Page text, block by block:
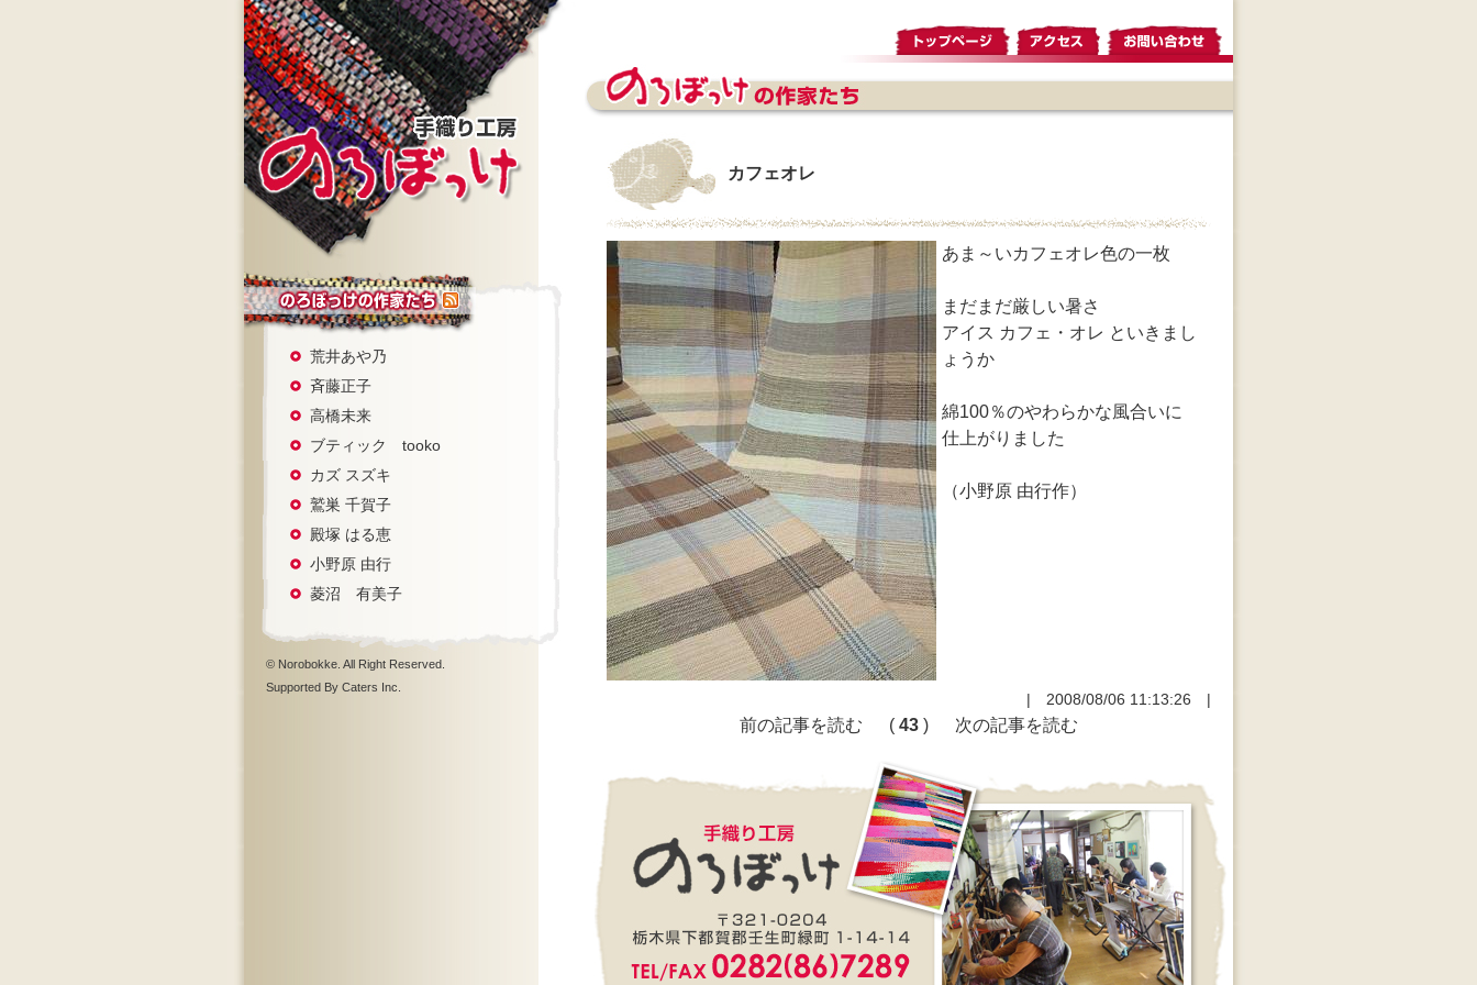
荒井あや乃
斉藤正子
高橋未来
ブティック tooko
カズ スズキ
鷲巣 千賀子
殿塚 はる恵
小野原 由行
菱沼 有美子
© Norobokke. All Right Reserved.
Supported By Caters Inc.
カフェオレ
あま～いカフェオレ色の一枚
まだまだ厳しい暑さ
アイス カフェ・オレ といきまし
ょうか
綿100％のやわらかな風合いに
仕上がりました
（小野原 由行作）
| 2008/08/06 11:13:26 |
前の記事を読む ( 43 ) 次の記事を読む